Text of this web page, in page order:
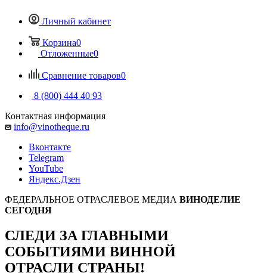
Личный кабинет
Корзина0
Отложенные0
Сравнение товаров0
8 (800) 444 40 93
Контактная информация
info@vinotheque.ru
Вконтакте
Telegram
YouTube
Яндекс.Дзен
ФЕДЕРАЛЬНОЕ ОТРАСЛЕВОЕ МЕДИА ВИНОДЕЛИЕ
СЕГОДНЯ
СЛЕДИ ЗА ГЛАВНЫМИ
СОБЫТИЯМИ ВИННОЙ
ОТРАСЛИ СТРАНЫ!